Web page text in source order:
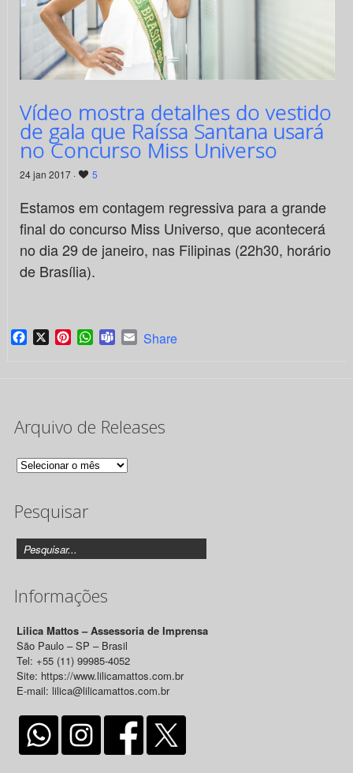
Vídeo mostra detalhes do vestido
de gala que Raíssa Santana usará
no Concurso Miss Universo
24 jan 2017 · 5
Estamos em contagem regressiva para a grande
final do concurso Miss Universo, que acontecerá
no dia 29 de janeiro, nas Filipinas (22h30, horário
de Brasília).
Facebook
X PinterestWhatsApp
TeamsEmail
Share
Arquivo de Releases
Arquivo
Releases
Pesquisar
Informações
Lilica Mattos – Assessoria de Imprensa
São Paulo – SP – Brasil
Tel: +55 (11) 99985-4052
Site: https://www.lilicamattos.com.br
E-mail: lilica@lilicamattos.com.br